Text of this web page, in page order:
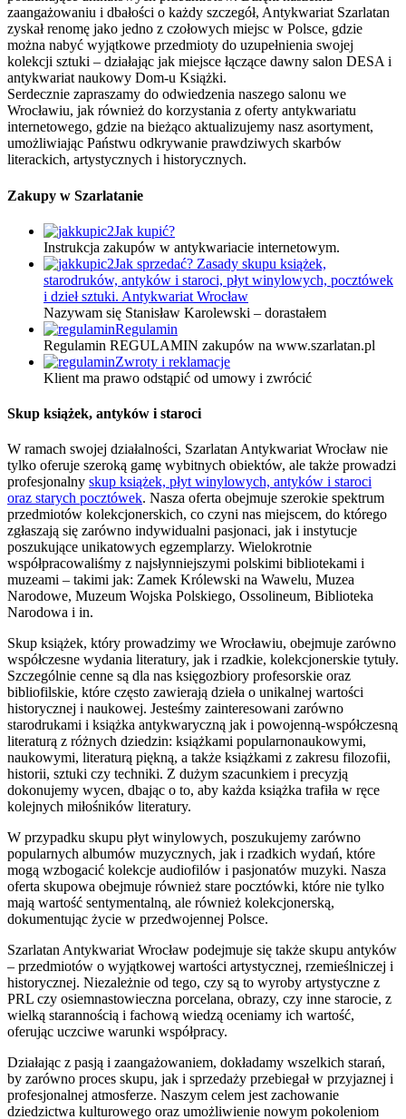
zaangażowaniu i dbałości o każdy szczegół, Antykwariat Szarlatan
zyskał renomę jako jedno z czołowych miejsc w Polsce, gdzie
można nabyć wyjątkowe przedmioty do uzupełnienia swojej
kolekcji sztuki – działając jak miejsce łączące dawny salon DESA i
antykwariat naukowy Dom-u Książki.
Serdecznie zapraszamy do odwiedzenia naszego salonu we
Wrocławiu, jak również do korzystania z oferty antykwariatu
internetowego, gdzie na bieżąco aktualizujemy nasz asortyment,
umożliwiając Państwu odkrywanie prawdziwych skarbów
literackich, artystycznych i historycznych.
Zakupy w Szarlatanie
Jak kupić?
Instrukcja zakupów w antykwariacie internetowym.
Jak sprzedać? Zasady skupu książek,
starodruków, antyków i staroci, płyt winylowych, pocztówek
i dzieł sztuki. Antykwariat Wrocław
Nazywam się Stanisław Karolewski – dorastałem
Regulamin
Regulamin REGULAMIN zakupów na www.szarlatan.pl
Zwroty i reklamacje
Klient ma prawo odstąpić od umowy i zwrócić
Skup książek, antyków i staroci
W ramach swojej działalności, Szarlatan Antykwariat Wrocław nie
tylko oferuje szeroką gamę wybitnych obiektów, ale także prowadzi
profesjonalny skup książek, płyt winylowych, antyków i staroci
oraz starych pocztówek. Nasza oferta obejmuje szerokie spektrum
przedmiotów kolekcjonerskich, co czyni nas miejscem, do którego
zgłaszają się zarówno indywidualni pasjonaci, jak i instytucje
poszukujące unikatowych egzemplarzy. Wielokrotnie
współpracowaliśmy z najsłynniejszymi polskimi bibliotekami i
muzeami – takimi jak: Zamek Królewski na Wawelu, Muzea
Narodowe, Muzeum Wojska Polskiego, Ossolineum, Biblioteka
Narodowa i in.
Skup książek, który prowadzimy we Wrocławiu, obejmuje zarówno
współczesne wydania literatury, jak i rzadkie, kolekcjonerskie tytuły.
Szczególnie cenne są dla nas księgozbiory profesorskie oraz
bibliofilskie, które często zawierają dzieła o unikalnej wartości
historycznej i naukowej. Jesteśmy zainteresowani zarówno
starodrukami i książka antykwaryczną jak i powojenną-współczesną
literaturą z różnych dziedzin: książkami popularnonaukowymi,
naukowymi, literaturą piękną, a także książkami z zakresu filozofii,
historii, sztuki czy techniki. Z dużym szacunkiem i precyzją
dokonujemy wycen, dbając o to, aby każda książka trafiła w ręce
kolejnych miłośników literatury.
W przypadku skupu płyt winylowych, poszukujemy zarówno
popularnych albumów muzycznych, jak i rzadkich wydań, które
mogą wzbogacić kolekcje audiofilów i pasjonatów muzyki. Nasza
oferta skupowa obejmuje również stare pocztówki, które nie tylko
mają wartość sentymentalną, ale również kolekcjonerską,
dokumentując życie w przedwojennej Polsce.
Szarlatan Antykwariat Wrocław podejmuje się także skupu antyków
– przedmiotów o wyjątkowej wartości artystycznej, rzemieślniczej i
historycznej. Niezależnie od tego, czy są to wyroby artystyczne z
PRL czy osiemnastowieczna porcelana, obrazy, czy inne starocie, z
wielką starannością i fachową wiedzą oceniamy ich wartość,
oferując uczciwe warunki współpracy.
Działając z pasją i zaangażowaniem, dokładamy wszelkich starań,
by zarówno proces skupu, jak i sprzedaży przebiegał w przyjaznej i
profesjonalnej atmosferze. Naszym celem jest zachowanie
dziedzictwa kulturowego oraz umożliwienie nowym pokoleniom